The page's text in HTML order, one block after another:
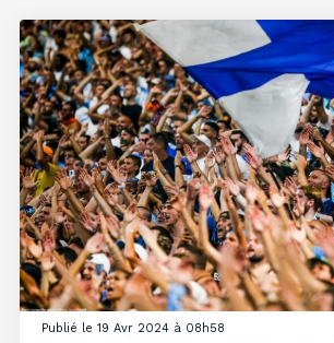
Publié le 19 Avr 2024 à 08h58